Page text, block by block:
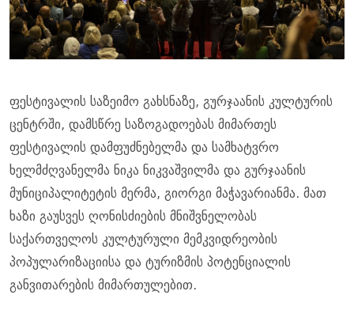
ფესტივალის საზეიმო გახსნაზე, გურჯაანის კულტურის
ცენტრში, დამსწრე საზოგადოებას მიმართეს
ფესტივალის დამფუძნებელმა და სამხატვრო
ხელმძღვანელმა ნიკა ნიკვაშვილმა და გურჯაანის
მუნიციპალიტეტის მერმა, გიორგი მაჭავარიანმა. მათ
ხაზი გაუსვეს ღონისძიების მნიშვნელობას
საქართველოს კულტურული მემკვიდრეობის
პოპულარიზაციისა და ტურიზმის პოტენციალის
განვითარების მიმართულებით.